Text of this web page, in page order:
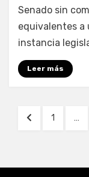
Senado sin
equivalentes a
instancia
Leer más
PÁGINAPÁGINA
1 …